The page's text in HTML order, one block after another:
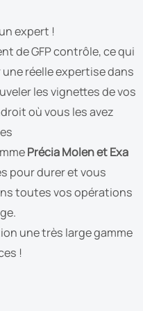
expert !
de GFP contrôle, ce qui
réelle expertise dans
les vignettes de vos
où vous les avez
Précia Molen et Exa
pour durer et vous
toutes vos opérations
une très large gamme
!